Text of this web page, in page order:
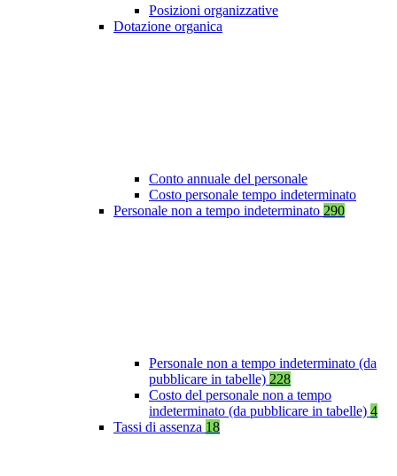
Posizioni organizzative
Dotazione organica
Conto annuale del personale
Costo personale tempo indeterminato
Personale non a tempo indeterminato 290
Personale non a tempo indeterminato (da
pubblicare in tabelle) 228
Costo del personale non a tempo
indeterminato (da pubblicare in tabelle) 4
Tassi di assenza 18